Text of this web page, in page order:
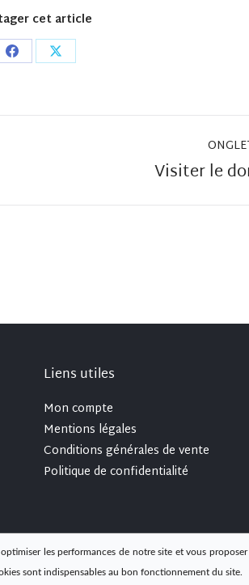
cet article
Share
Facebook
Share
X
Visiter le
Liens utiles
Mon compte
Mentions légales
Conditions générales de vente
Politique de confidentialité
les performances de notre site et vous
sont indispensables au bon fonctionnement du site.